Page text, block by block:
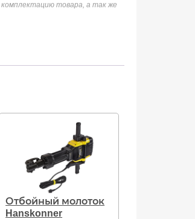
комплектацию товара, а так же
Отбойный молоток
Hanskonner